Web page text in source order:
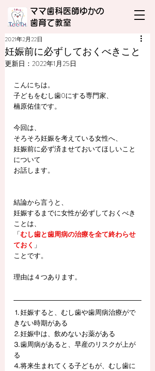
ママ歯科医師ゆかの
​歯育て教室
妊娠前に必ずしておくべきこと
2021年2月22日
更新日： 2022年1月25日
こんにちは。
子どもをむし歯0にする専門家、
楠原佑佳です。
今回は、
そろそろ妊娠を考えている女性へ、
妊娠前に必ず済ませておいてほしいこと
について
お話します。
結論から言うと、
妊娠するまでに女性が必ずしておくべき
ことは、
「むし歯と歯周病の治療を全て終わらせ
ておく 」
ことです。
理由は４つあります。
⒈妊娠すると、むし歯や歯周病治療がで
きない時期がある
⒉妊娠中は、飲めないお薬がある
⒊歯周病があると、早産のリスクが上が
る
⒋将来生まれてくる子どもが、むし歯に